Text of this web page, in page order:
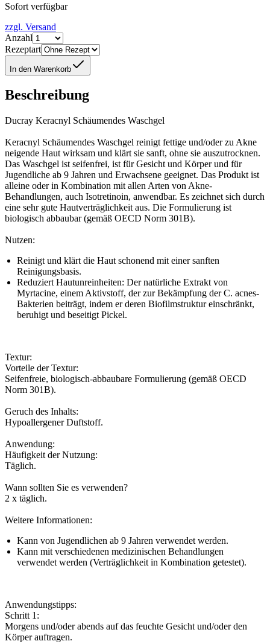
Sofort verfügbar
zzgl. Versand
Anzahl
Rezeptart
In den Warenkorb
Beschreibung
Ducray Keracnyl Schäumendes Waschgel
Keracnyl Schäumendes Waschgel reinigt fettige und/oder zu Akne
neigende Haut wirksam und klärt sie sanft, ohne sie auszutrocknen.
Das Waschgel ist seifenfrei, ist für Gesicht und Körper und für
Jugendliche ab 9 Jahren und Erwachsene geeignet. Das Produkt ist
alleine oder in Kombination mit allen Arten von Akne-
Behandlungen, auch Isotretinoin, anwendbar. Es zeichnet sich durch
eine sehr gute Hautverträglichkeit aus. Die Formulierung ist
biologisch abbaubar (gemäß OECD Norm 301B).
Nutzen:
Reinigt und klärt die Haut schonend mit einer sanften
Reinigungsbasis.
Reduziert Hautunreinheiten: Der natürliche Extrakt von
Myrtacine, einem Aktivstoff, der zur Bekämpfung der C. acnes-
Bakterien beiträgt, indem er deren Biofilmstruktur einschränkt,
beruhigt und beseitigt Pickel.
Textur:
Vorteile der Textur:
Seifenfreie, biologisch-abbaubare Formulierung (gemäß OECD
Norm 301B).
Geruch des Inhalts:
Hypoallergener Duftstoff.
Anwendung:
Häufigkeit der Nutzung:
Täglich.
Wann sollten Sie es verwenden?
2 x täglich.
Weitere Informationen:
Kann von Jugendlichen ab 9 Jahren verwendet werden.
Kann mit verschiedenen medizinischen Behandlungen
verwendet werden (Verträglichkeit in Kombination getestet).
Anwendungstipps:
Schritt 1:
Morgens und/oder abends auf das feuchte Gesicht und/oder den
Körper auftragen.